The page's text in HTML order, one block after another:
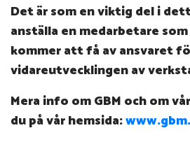
Det är som en viktig del i
anställa en medarbetare
kommer att få av ansvaret
vidareutvecklingen av
Mera info om GBM och om
du på vår hemsida: